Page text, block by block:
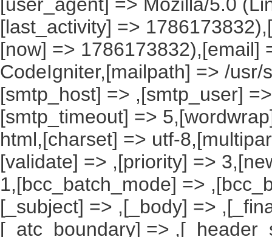
[last_activity] =>
[now] => 1786173832),[email]
CodeIgniter,[mailpath] => /
[smtp_host] => ,[smtp_user]
[smtp_timeout] =>
html,[charset] => utf-
[validate] => ,[priority] =>
1,[bcc_batch_mode] =>
[_subject] => ,[_body] =>
[_atc_boundary] =>